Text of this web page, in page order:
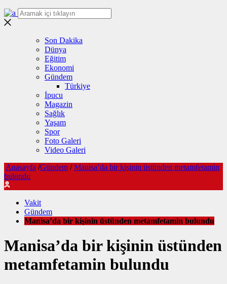
Son Dakika
Dünya
Eğitim
Ekonomi
Gündem
Türkiye
İpucu
Magazin
Sağlık
Yaşam
Spor
Foto Galeri
Video Galeri
Anasayfa /Gündem / Manisa’da bir kişinin üstünden metamfetamin
bulundu
Vakit
Gündem
Manisa’da bir kişinin üstünden metamfetamin bulundu
Manisa’da bir kişinin üstünden
metamfetamin bulundu